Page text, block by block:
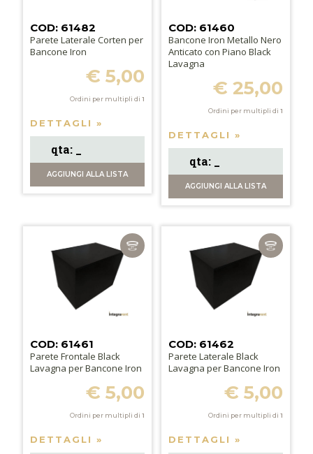
COD: 61482
Parete Laterale Corten per
Bancone Iron
€ 5,00
Ordini per multipli di 1
DETTAGLI »
AGGIUNGIALLA LISTA
COD: 61460
Bancone Iron Metallo Nero
Anticato con Piano Black
Lavagna
€ 25,00
Ordini per multipli di 1
DETTAGLI »
AGGIUNGI ALLA LISTA
COD: 61461
Parete Frontale Black
Lavagna per Bancone Iron
€ 5,00
Ordini per multipli di 1
DETTAGLI »
COD: 61462
Parete Laterale Black
Lavagna per Bancone Iron
€ 5,00
Ordini per multipli di 1
DETTAGLI »